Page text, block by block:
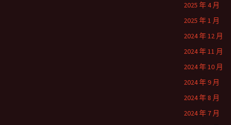
2025 年 4 月
2025 年 1 月
2024 年 12 月
2024 年 11 月
2024 年 10 月
2024 年 9 月
2024 年 8 月
2024 年 7 月